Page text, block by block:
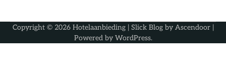
Copyright © 2026 Hotelaanbieding| Slick Blog by Ascendoor|
Powered by WordPress.